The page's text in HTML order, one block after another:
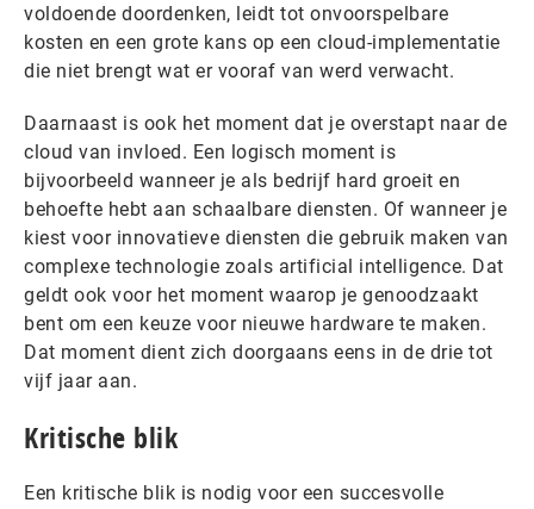
voldoende doordenken, leidt tot onvoorspelbare
kosten en een grote kans op een cloud-implementatie
die niet brengt wat er vooraf van werd verwacht.
Daarnaast is ook het moment dat je overstapt naar de
cloud van invloed. Een logisch moment is
bijvoorbeeld wanneer je als bedrijf hard groeit en
behoefte hebt aan schaalbare diensten. Of wanneer je
kiest voor innovatieve diensten die gebruik maken van
complexe technologie zoals artificial intelligence. Dat
geldt ook voor het moment waarop je genoodzaakt
bent om een keuze voor nieuwe hardware te maken.
Dat moment dient zich doorgaans eens in de drie tot
vijf jaar aan.
Kritische blik
Een kritische blik is nodig voor een succesvolle